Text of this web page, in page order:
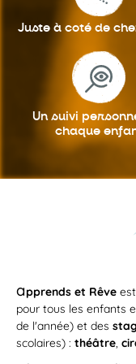
du
5-7
la
Avec
enfants
Juste à coté de
Un suivi
chaque
apprends et Rêve
pour tous les enfants
de l'année) et des
scolaires) : théâtre,